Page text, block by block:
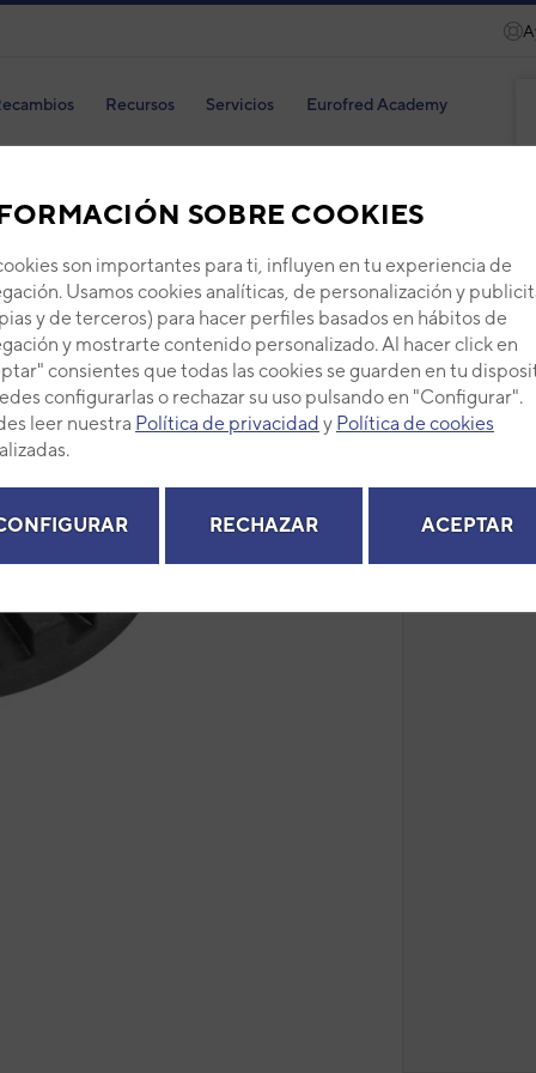
SOBRE COOKIES
son importantes para ti, influyen en tu experiencia de
Usamos cookies analíticas, de personalización y
y de terceros) para hacer perfiles basados en hábitos de
y mostrarte contenido personalizado. Al hacer click en
consientes que todas las cookies se guarden en tu
configurarlas o rechazar su uso pulsando en "Configurar".
leer nuestra Política de privacidad y Política de cookies
RECHAZAR ACEPTAR
Recursos Servicios Eurofred Academy
Código:
Ref.
+ Ver